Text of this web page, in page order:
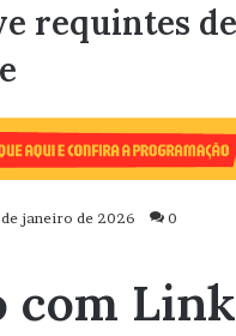
requintes de
janeiro de 2026 0
com